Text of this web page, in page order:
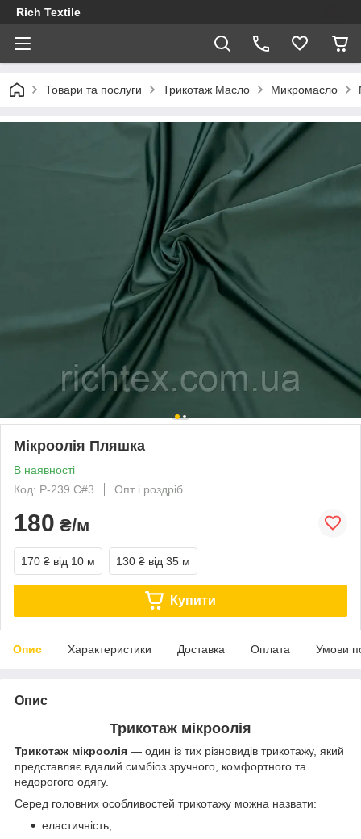
Rich Textile
Товари та послуги Трикотаж Масло Микромасло
Мікроолія Пляшка
В наявності
Код: P-239 C#3
Опт і роздріб
180 ₴/м
170 ₴ від 10 м 130 ₴ від 35 м
Купити
Опис Характеристики Доставка Оплата Умови
Опис
Трикотаж мікроолія
Трикотаж мікроолія — один із тих різновидів трикотажу, який
представляє вдалий симбіоз зручного, комфортного та
недорогого одягу.
Серед головних особливостей трикотажу можна назвати:
еластичність;